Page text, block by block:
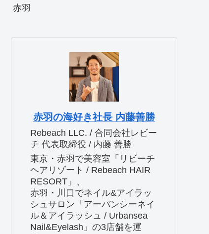
赤羽
赤羽の海好き社長 内藤善勝
Rebeach LLC. / 合同会社レビー
チ 代表取締役 / 内藤 善勝
東京・赤羽で美容室「リビーチ
ヘアリゾート / Rebeach HAIR
RESORT」、
赤羽・川口でネイル&アイラッ
シュサロン「アーバンシーネイ
ル＆アイラッシュ / Urbansea
Nail&Eyelash」の3店舗を運